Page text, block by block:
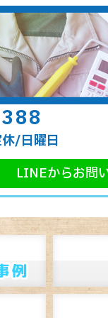
/日曜日
LINEからお問